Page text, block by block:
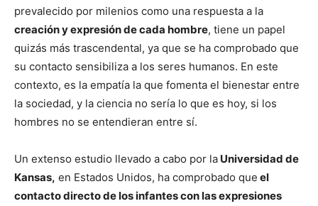
prevalecido por milenios como una respuesta a la
creación y expresión de cada hombre, tiene un papel
quizás más trascendental, ya que se ha comprobado que
su contacto sensibiliza a los seres humanos. En este
contexto, es la empatía la que fomenta el bienestar entre
la sociedad, y la ciencia no sería lo que es hoy, si los
hombres no se entendieran entre sí.
Un extenso estudio llevado a cabo por la Universidad de
Kansas, en Estados Unidos, ha comprobado que el
contacto directo de los infantes con las expresiones